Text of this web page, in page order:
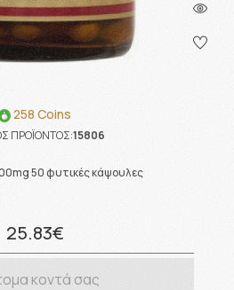
258 Coins
ΠΡΟΪΟΝΤΟΣ:15806
50 φυτικές κάψουλες
25.83€
κοντά σας